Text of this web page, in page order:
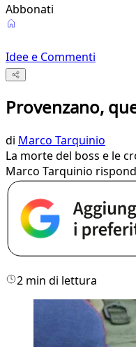
Abbonati
Idee e Commenti
Provenzano,
di Marco Tarquinio
La morte del boss e le
Marco Tarquinio
2 min di lettura